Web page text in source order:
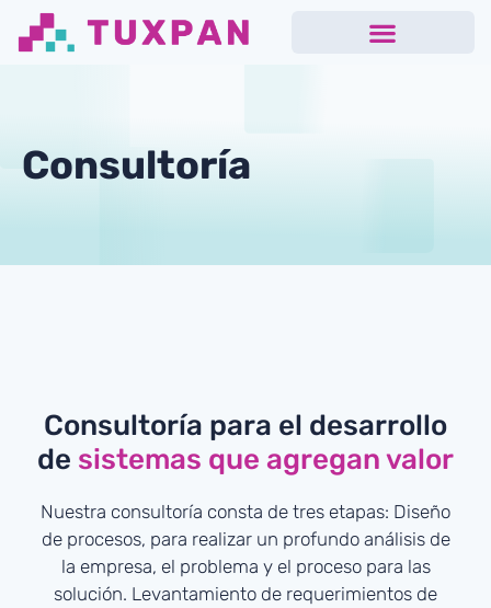
Consultoría
Consultoría para el desarrollo
de sistemas que agregan valor
Nuestra consultoría consta de tres etapas: Diseño
de procesos, para realizar un profundo análisis de
la empresa, el problema y el proceso para las
solución. Levantamiento de requerimientos de